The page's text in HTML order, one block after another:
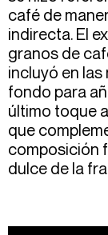
café de
indirecta. El
granos de
incluyó en
fondo para
último toque
que
composición
dulce de la